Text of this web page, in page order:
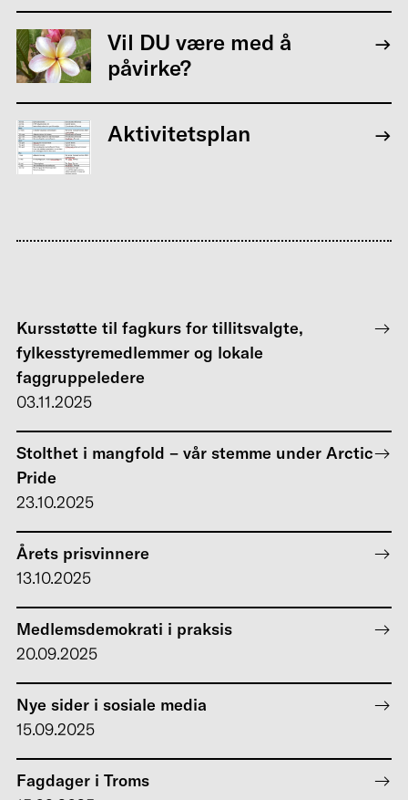
Vil DU være med å
påvirke?
Aktivitetsplan
Kursstøtte til fagkurs for tillitsvalgte,
fylkesstyremedlemmer og lokale
faggruppeledere
03.11.2025
Stolthet i mangfold – vår stemme under Arctic
Pride
23.10.2025
Årets prisvinnere
13.10.2025
Medlemsdemokrati i praksis
20.09.2025
Nye sider i sosiale media
15.09.2025
Fagdager i Troms